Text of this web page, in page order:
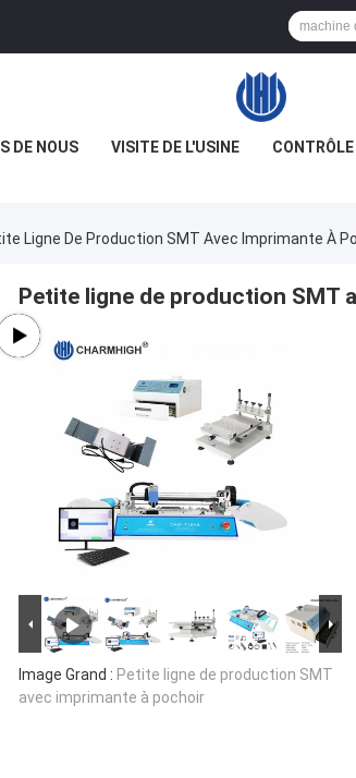
DE NOUS VISITE DE L'USINE
Ligne De Production SMT Avec Imprimante À
Petite ligne de production SMT
Image Grand : Petite ligne de production SMT
avec imprimante à pochoir